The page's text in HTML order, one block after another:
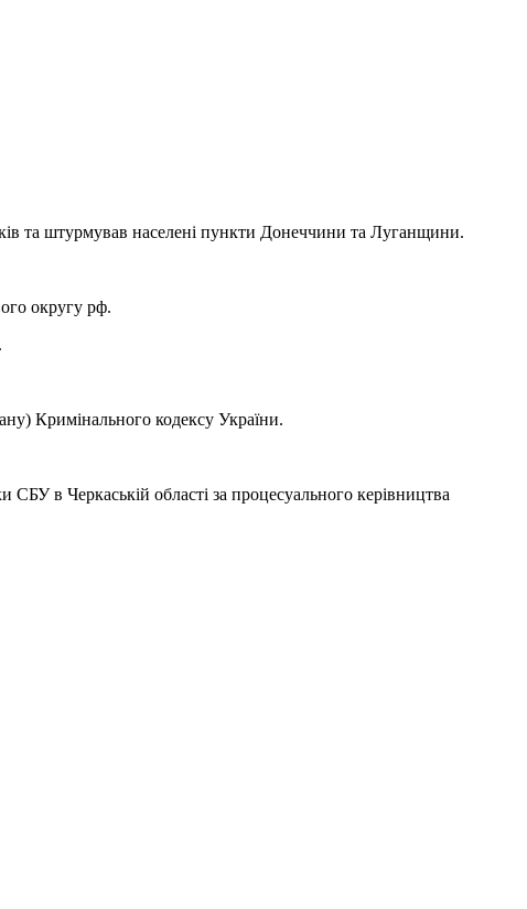
та штурмував населені пункти Донеччини та Луганщини.
округу рф.
Кримінального кодексу України.
СБУ в Черкаській області за процесуального керівництва